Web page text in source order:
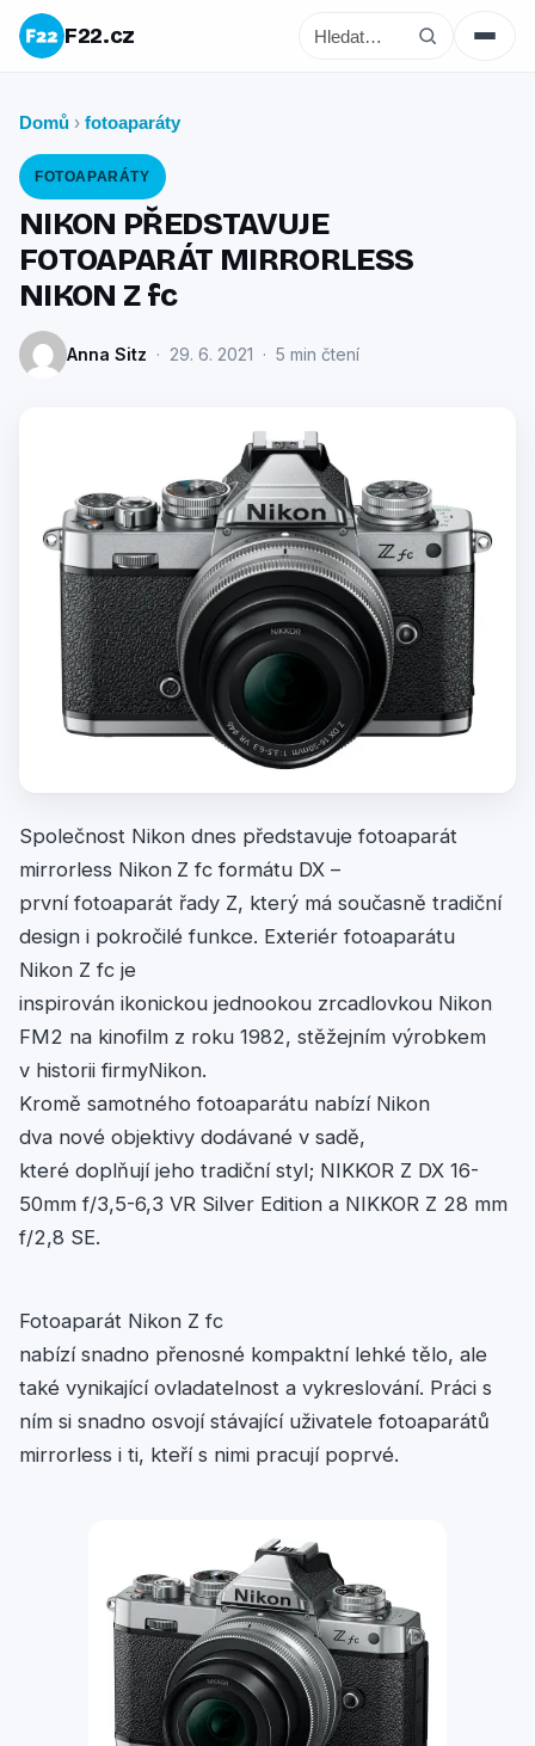
F22.cz
Domů › fotoaparáty
FOTOAPARÁTY
NIKON PŘEDSTAVUJE
FOTOAPARÁT MIRRORLESS
NIKON Z fc
Anna Sitz · 29. 6. 2021 · 5 min čtení
Společnost Nikon dnes představuje fotoaparát
mirrorless Nikon Z fc formátu DX –
první fotoaparát řady Z, který má současně tradiční
design i pokročilé funkce. Exteriér fotoaparátu
Nikon Z fc je
inspirován ikonickou jednookou zrcadlovkou Nikon
FM2 na kinofilm z roku 1982, stěžejním výrobkem
v historii firmyNikon.
Kromě samotného fotoaparátu nabízí Nikon
dva nové objektivy dodávané v sadě,
které doplňují jeho tradiční styl; NIKKOR Z DX 16-
50mm f/3,5-6,3 VR Silver Edition a NIKKOR Z 28 mm
f/2,8 SE.
Fotoaparát Nikon Z fc
nabízí snadno přenosné kompaktní lehké tělo, ale
také vynikající ovladatelnost a vykreslování. Práci s
ním si snadno osvojí stávající uživatele fotoaparátů
mirrorless i ti, kteří s nimi pracují poprvé.